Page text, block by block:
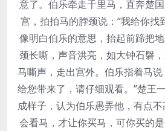
意了。伯乐牵走千里马，直奔楚
宫，拍拍马的脖颈说：“我给你找
像明白伯乐的意思，抬起前蹄把
颈长嘶，声音洪亮，如大钟石磐
马嘶声，走出宫外。伯乐指着马
给您带来了，请仔细观看。”楚王
成样子，认为伯乐愚弄他，有点
会看马，才让你买马，可你买的